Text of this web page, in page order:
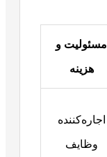
مسئولیت و
هزینه
اجاره‌کننده
وظایف